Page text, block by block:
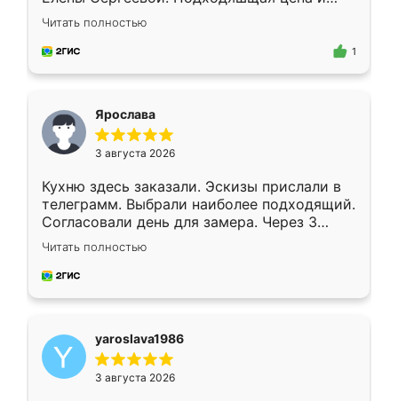
короткие сроки изготовления. Приехавший
для замера сотрудник Владислав
предложил по моему эскизу самый
Читать полностью
1
Ярослава
3 августа 2026
Кухню здесь заказали. Эскизы прислали в
телеграмм. Выбрали наиболее подходящий.
Согласовали день для замера. Через 3
недели кухня была уже готова. Остались
довольны работой. Спасибо Ренессанс
мебель за качественную работу!
Читать полностью
yaroslava1986
3 августа 2026